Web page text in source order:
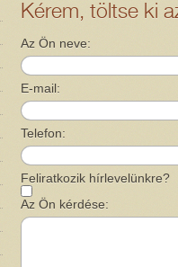
Kérem, töltse ki
Az Ön neve:
E-mail:
Telefon:
Feliratkozik hírlevelünkre?
Az Ön kérdése: